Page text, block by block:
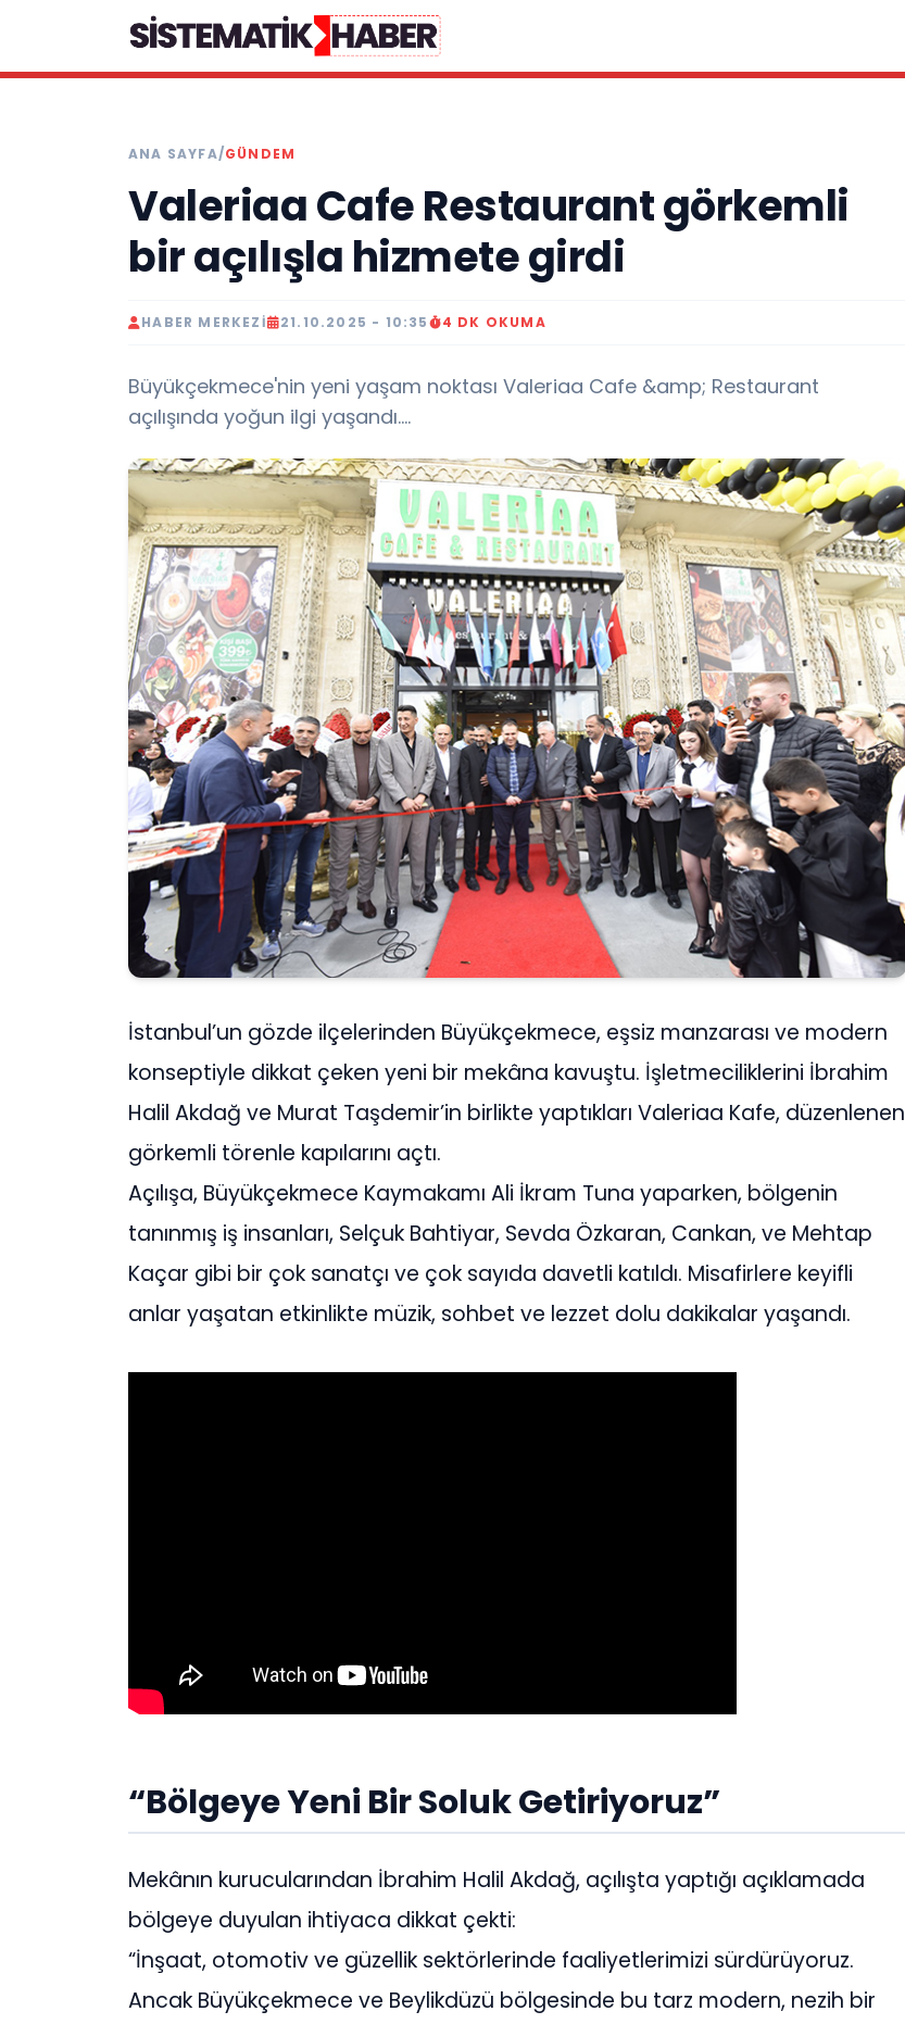
ANA SAYFA/GÜNDEM
Valeriaa Cafe Restaurant görkemli
bir açılışla hizmete girdi
HABER MERKEZI 21.10.2025 - 10:35 4 DK OKUMA
Büyükçekmece'nin yeni yaşam noktası Valeriaa Cafe &amp; Restaurant
açılışında yoğun ilgi yaşandı....
İstanbul’un gözde ilçelerinden Büyükçekmece, eşsiz manzarası ve modern
konseptiyle dikkat çeken yeni bir mekâna kavuştu. İşletmeciliklerini İbrahim
Halil Akdağ ve Murat Taşdemir’in birlikte yaptıkları Valeriaa Kafe, düzenlenen
görkemli törenle kapılarını açtı.
Açılışa, Büyükçekmece Kaymakamı Ali İkram Tuna yaparken, bölgenin
tanınmış iş insanları, Selçuk Bahtiyar, Sevda Özkaran, Cankan, ve Mehtap
Kaçar gibi bir çok sanatçı ve çok sayıda davetli katıldı. Misafirlere keyifli
anlar yaşatan etkinlikte müzik, sohbet ve lezzet dolu dakikalar yaşandı.
“Bölgeye Yeni Bir Soluk Getiriyoruz”
Mekânın kurucularından İbrahim Halil Akdağ, açılışta yaptığı açıklamada
bölgeye duyulan ihtiyaca dikkat çekti:
“İnşaat, otomotiv ve güzellik sektörlerinde faaliyetlerimizi sürdürüyoruz.
Ancak Büyükçekmece ve Beylikdüzü bölgesinde bu tarz modern, nezih bir